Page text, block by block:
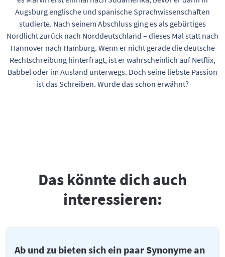
Augsburg englische und spanische Sprachwissenschaften
studierte. Nach seinem Abschluss ging es als gebürtiges
Nordlicht zurück nach Norddeutschland – dieses Mal statt nach
Hannover nach Hamburg. Wenn er nicht gerade die deutsche
Rechtschreibung hinterfragt, ist er wahrscheinlich auf Netflix,
Babbel oder im Ausland unterwegs. Doch seine liebste Passion
ist das Schreiben. Wurde das schon erwähnt?
Das könnte dich auch
interessieren:
Ab und zu bieten sich ein paar Synonyme an